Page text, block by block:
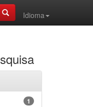
Idioma
1